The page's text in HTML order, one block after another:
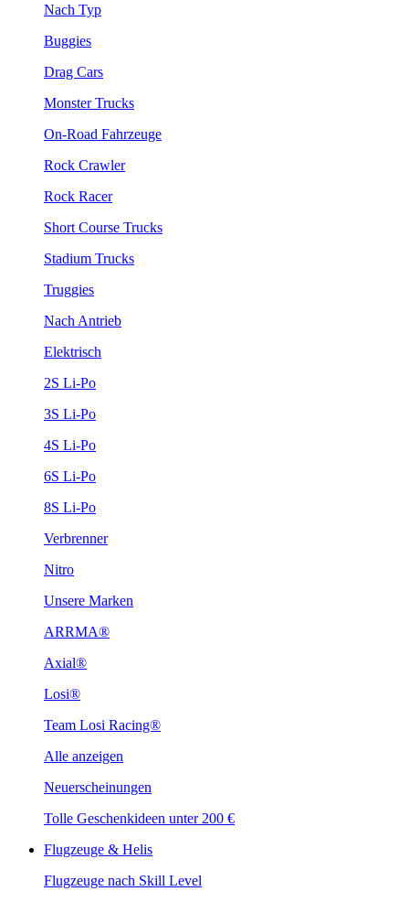
Nach Typ
Buggies
Drag Cars
Monster Trucks
On-Road Fahrzeuge
Rock Crawler
Rock Racer
Short Course Trucks
Stadium Trucks
Truggies
Nach Antrieb
Elektrisch
2S Li-Po
3S Li-Po
4S Li-Po
6S Li-Po
8S Li-Po
Verbrenner
Nitro
Unsere Marken
ARRMA®
Axial®
Losi®
Team Losi Racing®
Alle anzeigen
Neuerscheinungen
Tolle Geschenkideen unter 200 €
Flugzeuge & Helis
Flugzeuge nach Skill Level